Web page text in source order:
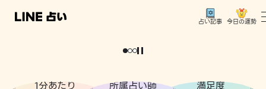
占い記事 今日の運勢
どうせなら
。
1分あたり 所属占い師 満足度